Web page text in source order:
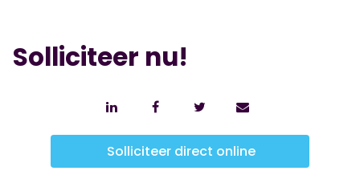
Solliciteer nu!
Solliciteer direct online